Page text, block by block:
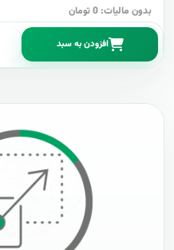
بدون مالیات: 0 تومان
افزودن به سبد